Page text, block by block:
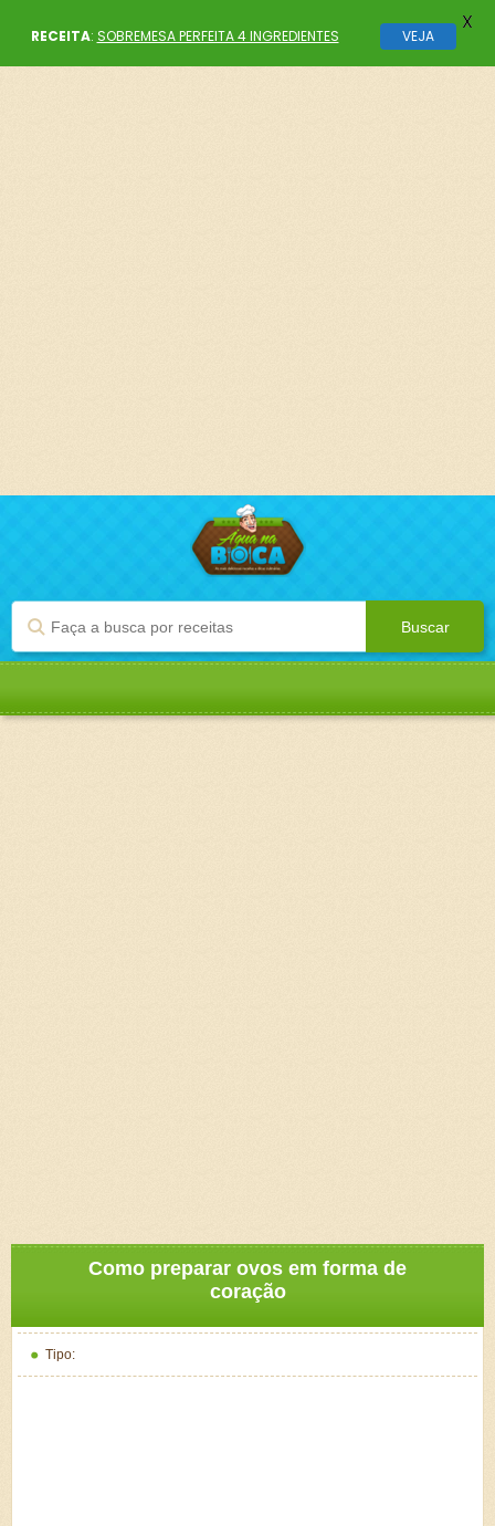
Como preparar ovos em forma de
coração
Tipo:
RECEITA: SOBREMESA PERFEITA 4 INGREDIENTES VEJA
X